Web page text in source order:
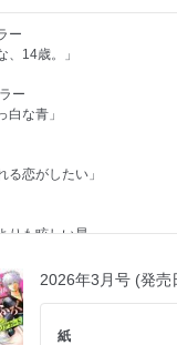
ー
、14歳。」
ー
白な青」
る恋がしたい」
りも眩しい星」
これが初恋」
ゃんの翠くん」
2026年3月号 (発
紙